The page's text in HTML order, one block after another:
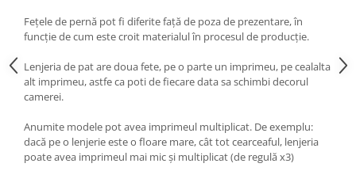
Fețele de pernă pot fi diferite față de poza de prezentare, în
funcție de cum este croit materialul în procesul de producție.
Lenjeria de pat are doua fete, pe o parte un imprimeu, pe cealalta
alt imprimeu, astfe ca poti de fiecare data sa schimbi decorul
camerei.
Anumite modele pot avea imprimeul multiplicat. De exemplu:
dacă pe o lenjerie este o floare mare, cât tot cearceaful, lenjeria
poate avea imprimeul mai mic și multiplicat (de regulă x3)